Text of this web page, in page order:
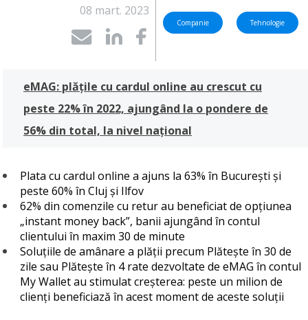
08 mart. 2023
Companie Tehnologie
eMAG: plățile cu cardul online au crescut cu
peste 22% în 2022, ajungând la o pondere de
56% din total, la nivel național
Plata cu cardul online a ajuns la 63% în București și
peste 60% în Cluj și Ilfov
62% din comenzile cu retur au beneficiat de opțiunea
„instant money back”, banii ajungând în contul
clientului în maxim 30 de minute
Soluțiile de amânare a plății precum Plătește în 30 de
zile sau Plătește în 4 rate dezvoltate de eMAG în contul
My Wallet au stimulat creșterea: peste un milion de
clienți beneficiază în acest moment de aceste soluții